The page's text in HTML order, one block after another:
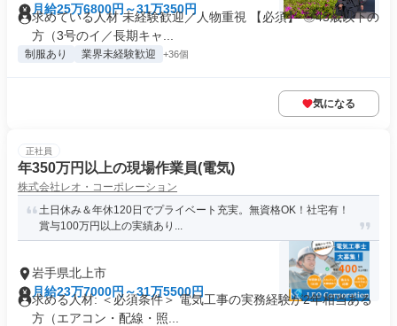
月給25万6800円～31万350円
求めている人材 未経験歓迎／人物重視 【必須】 ◎45歳以下の
方（3号のイ／長期キャ...
制服あり 業界未経験歓迎 +36個
気になる
正社員
年350万円以上の現場作業員(電気)
株式会社レオ・コーポレーション
土日休み＆年休120日でプライベート充実。無資格OK！社宅有！
賞与100万円以上の実績あり...
岩手県北上市
月給23万7000円～31万5500円
求める人材: ＜必須条件＞ 電気工事の実務経験が2年相当ある
方（エアコン・配線・照...